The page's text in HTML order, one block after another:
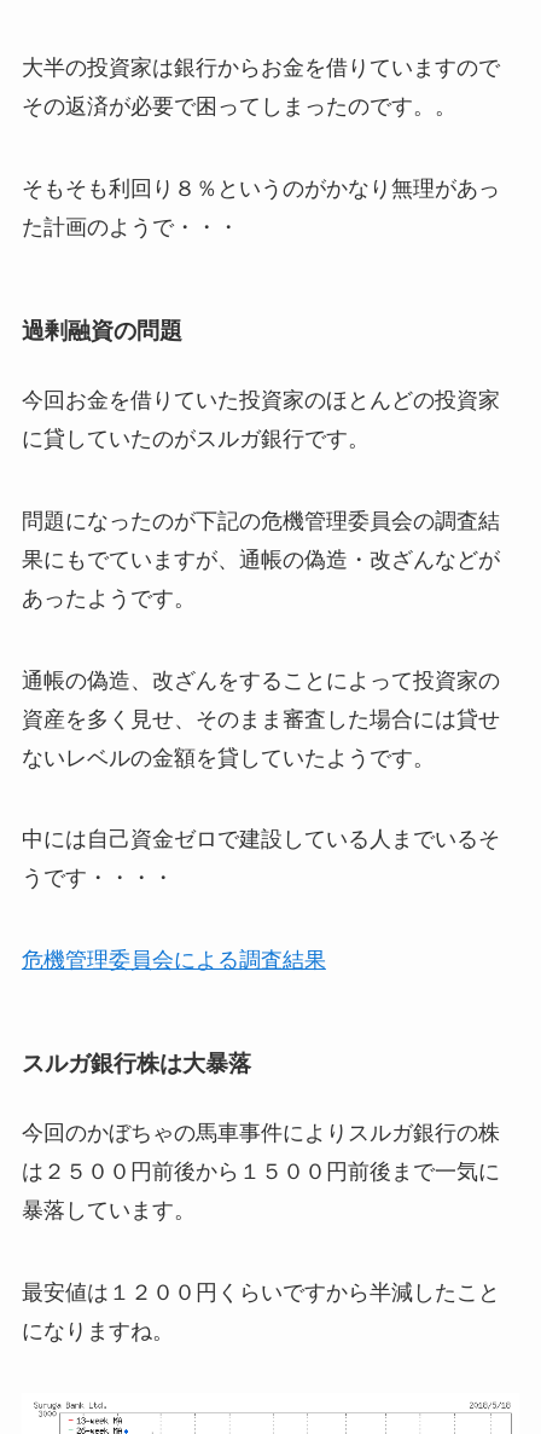
大半の投資家は銀行からお金を借りていますので
その返済が必要で困ってしまったのです。。
そもそも利回り８％というのがかなり無理があっ
た計画のようで・・・
過剰融資の問題
今回お金を借りていた投資家のほとんどの投資家
に貸していたのがスルガ銀行です。
問題になったのが下記の危機管理委員会の調査結
果にもでていますが、通帳の偽造・改ざんなどが
あったようです。
通帳の偽造、改ざんをすることによって投資家の
資産を多く見せ、そのまま審査した場合には貸せ
ないレベルの金額を貸していたようです。
中には自己資金ゼロで建設している人までいるそ
うです・・・・
危機管理委員会による調査結果
スルガ銀行株は大暴落
今回のかぼちゃの馬車事件によりスルガ銀行の株
は２５００円前後から１５００円前後まで一気に
暴落しています。
最安値は１２００円くらいですから半減したこと
になりますね。